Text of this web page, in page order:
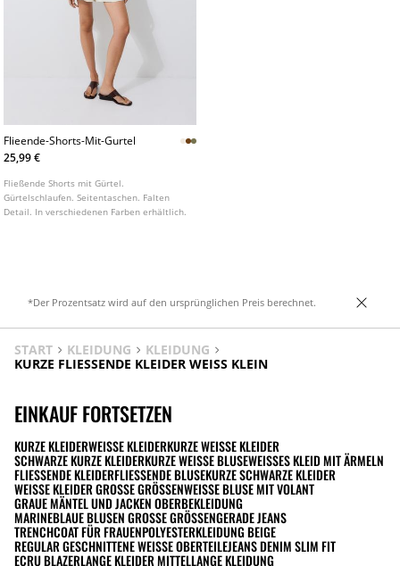
Flieende-Shorts-Mit-Gurtel
25,99 €
Fließende Shorts mit Gürtel.
Gürtelschlaufen. Seitentaschen. Falten
Detail. In verschiedenen Farben erhältlich.
*Der Prozentsatz wird auf den ursprünglichen Preis berechnet.
START KLEIDUNG
KLEIDUNG
KURZE FLIESSENDE KLEIDER WEISS KLEIN
EINKAUF FORTSETZEN
KURZE KLEIDERWEISSE KLEIDER KURZE WEISSE KLEIDER
SCHWARZE KURZE KLEIDERKURZE WEISSE BLUSE WEISSES KLEID MIT ÄRMELN
FLIESSENDE KLEIDER FLIESSENDE BLUSE KURZE SCHWARZE KLEIDER
WEISSE KLEIDER GROSSE GRÖSSEN WEISSE BLUSE MIT VOLANT
GRAUE MÄNTEL UND JACKEN OBERBEKLEIDUNG
MARINEBLAUE BLUSEN GROSSE GRÖSSEN GERADE JEANS
TRENCHCOAT FÜR FRAUENPOLYESTERKLEIDUNG BEIGE
REGULAR GESCHNITTENE WEISSE OBERTEILE JEANS DENIM SLIM FIT
ECRU BLAZERLANGE KLEIDER MITTELLANGE KLEIDUNG